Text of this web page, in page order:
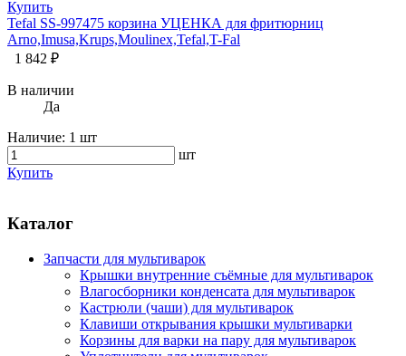
Купить
Tefal SS-997475 корзина УЦЕНКА для фритюрниц
Arno,Imusa,Krups,Moulinex,Tefal,T-Fal
1 842 ₽
В наличии
Да
Наличие: 1 шт
шт
Купить
Каталог
Запчасти для мультиварок
Крышки внутренние съёмные для мультиварок
Влагосборники конденсата для мультиварок
Кастрюли (чаши) для мультиварок
Клавиши открывания крышки мультиварки
Корзины для варки на пару для мультиварок